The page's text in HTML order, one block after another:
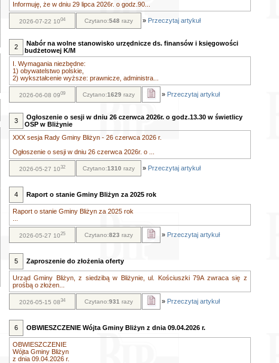
Informuję, że w dniu 29 lipca 2026r. o godz.90...
2026-07-22 1004 Czytano:548 razy » Przeczytaj artykuł
2
Nabór na wolne stanowisko urzędnicze ds. finansów i księgowości
budżetowej K/M
I. Wymagania niezbędne:
1) obywatelstwo polskie,
2) wykształcenie wyższe: prawnicze, administra...
2026-06-08 0909 Czytano:1629 razy » Przeczytaj artykuł
3
Ogłoszenie o sesji w dniu 26 czerwca 2026r. o godz.13.30 w świetlicy
OSP w Bliżynie
XXX sesja Rady Gminy Bliżyn - 26 czerwca 2026 r.
Ogłoszenie o sesji w dniu 26 czerwca 2026r. o ...
2026-05-27 1032 Czytano:1310 razy » Przeczytaj artykuł
4 Raport o stanie Gminy Bliżyn za 2025 rok
Raport o stanie Gminy Bliżyn za 2025 rok
2026-05-27 1025 Czytano:823 razy » Przeczytaj artykuł
5 Zaproszenie do złożenia oferty
Urząd Gminy Bliżyn, z siedzibą w Bliżynie, ul. Kościuszki 79A zwraca się z
prośbą o złożen...
2026-05-15 0834 Czytano:931 razy » Przeczytaj artykuł
6 OBWIESZCZENIE Wójta Gminy Bliżyn z dnia 09.04.2026 r.
OBWIESZCZENIE
Wójta Gminy Bliżyn
z dnia 09.04.2026 r.